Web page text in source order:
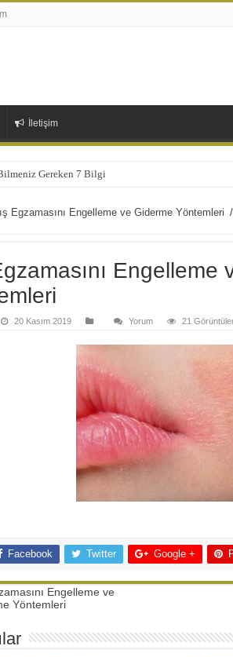
İletişim
Gereken 7 Bilgi
Egzamasını Engelleme ve Giderme Yöntemleri /
Engelleme
20 Kasım 2019 Yorum 21
Facebook Twitter Google +
Engelleme ve
Yöntemleri